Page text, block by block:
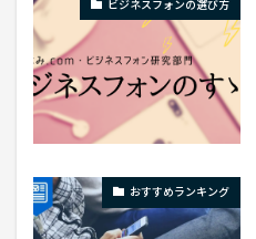
ビジネスフォンの選び方
おすすめランキング